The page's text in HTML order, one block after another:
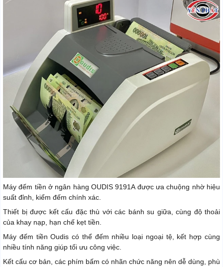
Máy đếm tiền ở ngân hàng OUDIS 9191A được ưa chuộng nhờ hiệu
suất đỉnh, kiểm đếm chính xác.
Thiết bị được kết cấu đặc thù với các bánh su giữa, cùng độ thoải
của khay nạp, hạn chế kẹt tiền.
Máy đếm tiền Oudis có thể đếm nhiều loại ngoại tệ, kết hợp cùng
nhiều tính năng giúp tối ưu công việc.
Kết cấu cơ bản, các phím bấm có nhãn chức năng nên dễ dùng, phù